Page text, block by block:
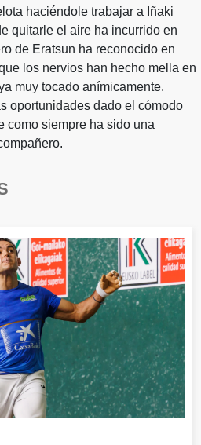
haciéndole trabajar a Iñaki
quitarle el aire ha incurrido en
de Eratsun ha reconocido en
los nervios han hecho mella en
muy tocado anímicamente.
oportunidades dado el cómodo
como siempre ha sido una